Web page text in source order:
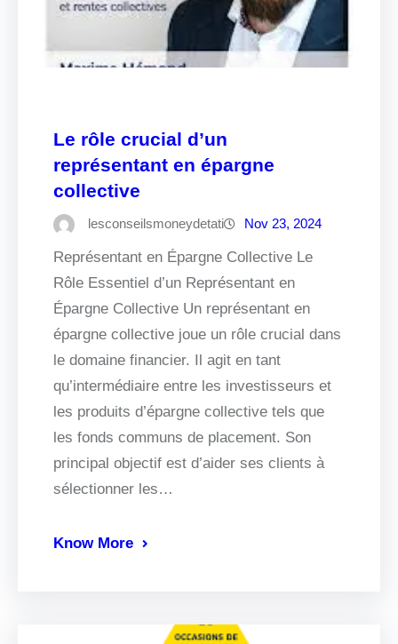
Le rôle crucial d’un
représentant en épargne
collective
lesconseilsmoneydetati Nov 23, 2024
Représentant en Épargne Collective Le
Rôle Essentiel d’un Représentant en
Épargne Collective Un représentant en
épargne collective joue un rôle crucial dans
le domaine financier. Il agit en tant
qu’intermédiaire entre les investisseurs et
les produits d’épargne collective tels que
les fonds communs de placement. Son
principal objectif est d’aider ses clients à
sélectionner les…
Know More